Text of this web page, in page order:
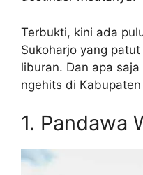
Terbukti, kini ada
Sukoharjo yang
liburan. Dan apa
ngehits di
1. Pandawa